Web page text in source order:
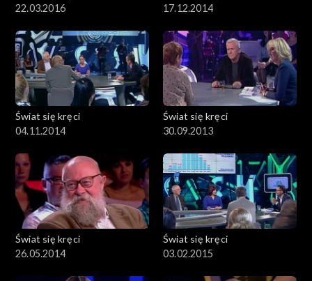
22.03.2016
17.12.2014
Świat się kręci
04.11.2014
Świat się kręci
30.09.2013
Świat się kręci
26.05.2014
Świat się kręci
03.02.2015